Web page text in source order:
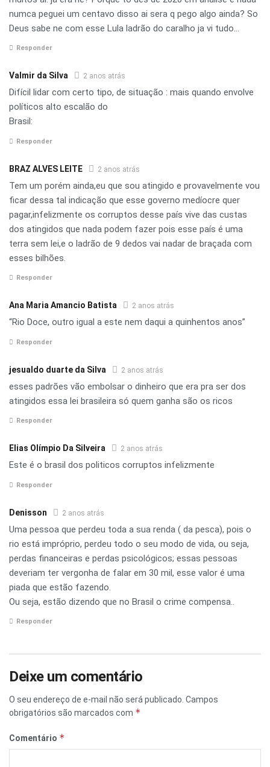
numca peguei um centavo disso ai sera q pego algo ainda? So
Deus sabe ne com esse Lula ladrão do caralho ja vi tudo…
Responder
Valmir da Silva 2 anos atrás
Difícil lidar com certo tipo, de situação : mais quando envolve
políticos alto escalão do
Brasil:
Responder
BRAZ ALVES LEITE 2 anos atrás
Tem um porém ainda,eu que sou atingido e provavelmente vou
ficar dessa tal indicação que esse governo medíocre quer
pagar,infelizmente os corruptos desse país vive das custas
dos atingidos que nada podem fazer pois esse país é uma
terra sem lei,e o ladrão de 9 dedos vai nadar de braçada com
esses bilhões.
Responder
Ana Maria Amancio Batista 2 anos atrás
“Rio Doce, outro igual a este nem daqui a quinhentos anos”
Responder
jesualdo duarte da Silva 2 anos atrás
esses padrões vão embolsar o dinheiro que era pra ser dos
atingidos essa lei brasileira só quem ganha são os ricos
Responder
Elias Olímpio Da Silveira 2 anos atrás
Este é o brasil dos politicos corruptos infelizmente
Responder
Denisson 2 anos atrás
Uma pessoa que perdeu toda a sua renda ( da pesca), pois o
rio está impróprio, perdeu todo o seu modo de vida, ou seja,
perdas financeiras e perdas psicológicos; essas pessoas
deveriam ter vergonha de falar em 30 mil, esse valor é uma
piada que estão fazendo.
Ou seja, estão dizendo que no Brasil o crime compensa..
Responder
Deixe um comentário
O seu endereço de e-mail não será publicado. Campos
obrigatórios são marcados com *
Comentário *